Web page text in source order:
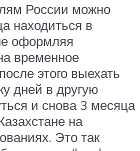
России можно
находиться в
оформляя
временное
этого выехать
дней в другую
и снова 3 месяца
на
Это так